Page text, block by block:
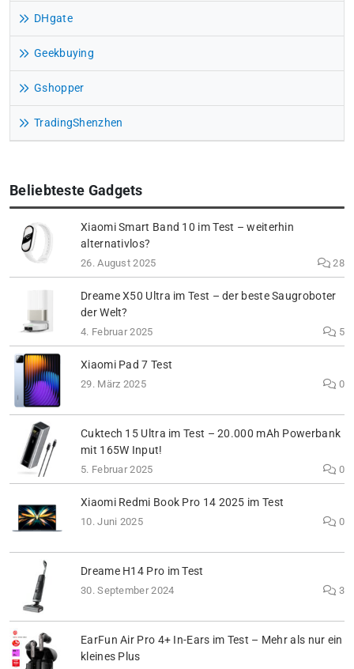
DHgate
Geekbuying
Gshopper
TradingShenzhen
Beliebteste Gadgets
Xiaomi Smart Band 10 im Test – weiterhin
alternativlos?
26. August 2025 28
Dreame X50 Ultra im Test – der beste Saugroboter
der Welt?
4. Februar 2025 5
Xiaomi Pad 7 Test
29. März 2025 0
Cuktech 15 Ultra im Test – 20.000 mAh Powerbank
mit 165W Input!
5. Februar 2025 0
Xiaomi Redmi Book Pro 14 2025 im Test
10. Juni 2025 0
Dreame H14 Pro im Test
30. September 2024 3
EarFun Air Pro 4+ In-Ears im Test – Mehr als nur ein
kleines Plus